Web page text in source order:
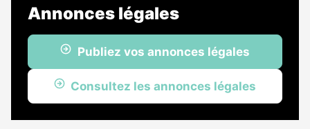
Annonces légales
Publiez vos annonces légales
Consultez les annonces légales